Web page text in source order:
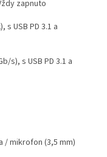
zapnuto
s USB PD 3.1 a
s), s USB PD 3.1 a
/ mikrofon (3,5 mm)